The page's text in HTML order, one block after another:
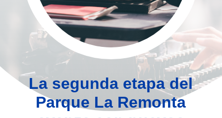
La segunda etapa del
Parque La Remonta